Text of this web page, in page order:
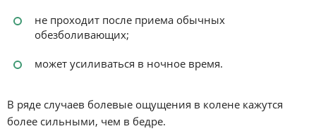
не проходит после приема обычных
обезболивающих;
может усиливаться в ночное время.
В ряде случаев болевые ощущения в колене кажутся
более сильными, чем в бедре.